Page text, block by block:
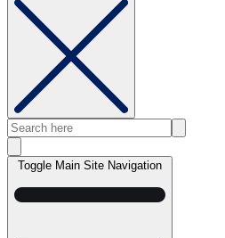
Toggle Main Site Navigation